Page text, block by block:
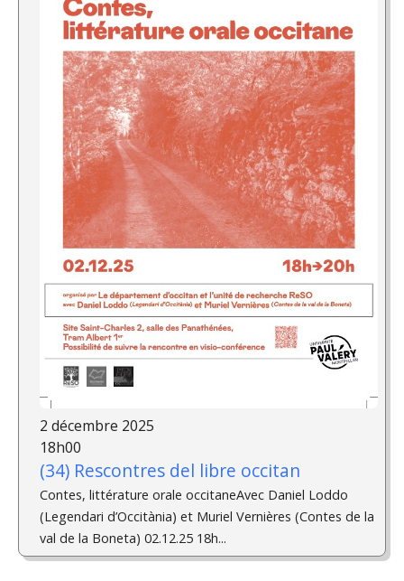
2 décembre 2025
18h00
(34) Rescontres del libre occitan
Contes, littérature orale occitaneAvec Daniel Loddo
(Legendari d’Occitània) et Muriel Vernières (Contes de la
val de la Boneta) 02.12.25 18h...